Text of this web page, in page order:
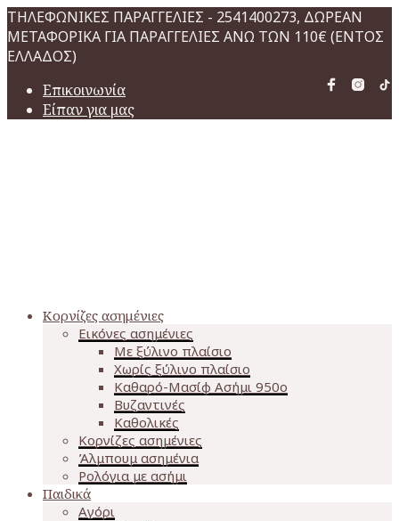
ΤΗΛΕΦΩΝΙΚΕΣ ΠΑΡΑΓΓΕΛΙΕΣ - 2541400273, ΔΩΡΕΑΝ
ΜΕΤΑΦΟΡΙΚΑ ΓΙΑ ΠΑΡΑΓΓΕΛΙΕΣ ΑΝΩ ΤΩΝ 110€ (ΕΝΤΟΣ
ΕΛΛΑΔΟΣ)
Επικοινωνία
Είπαν για μας
Κορνίζες ασημένιες
Εικόνες ασημένιες
Με ξύλινο πλαίσιο
Χωρίς ξύλινο πλαίσιο
Καθαρό-Μασίφ Ασήμι 950o
Βυζαντινές
Καθολικές
Κορνίζες ασημένιες
Άλμπουμ ασημένια
Ρολόγια με ασήμι
Παιδικά
Αγόρι